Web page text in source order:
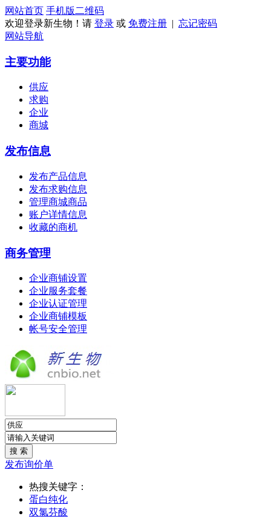
网站首页 手机版 二维码
欢迎登录新生物！请 登录 或 免费注册 | 忘记密码
网站导航
主要功能
供应
求购
企业
商城
发布信息
发布产品信息
发布求购信息
管理商城商品
账户详情信息
收藏的商机
商务管理
企业商铺设置
企业服务套餐
企业认证管理
企业商铺模板
帐号安全管理
发布询价单
热搜关键字：
蛋白纯化
双氯芬酸